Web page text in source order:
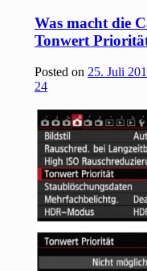
Was macht die
Tonwert
Posted on 25. Juli
24